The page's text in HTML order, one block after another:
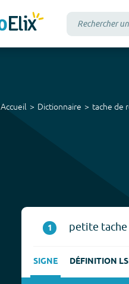
Accueil Dictionnaire tache de
1 petite tache
SIGNE DÉFINITION